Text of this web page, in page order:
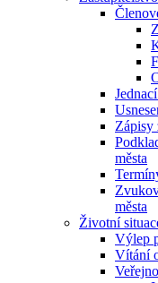
Zápisy
města
města
Životní
Výlep
Vítání